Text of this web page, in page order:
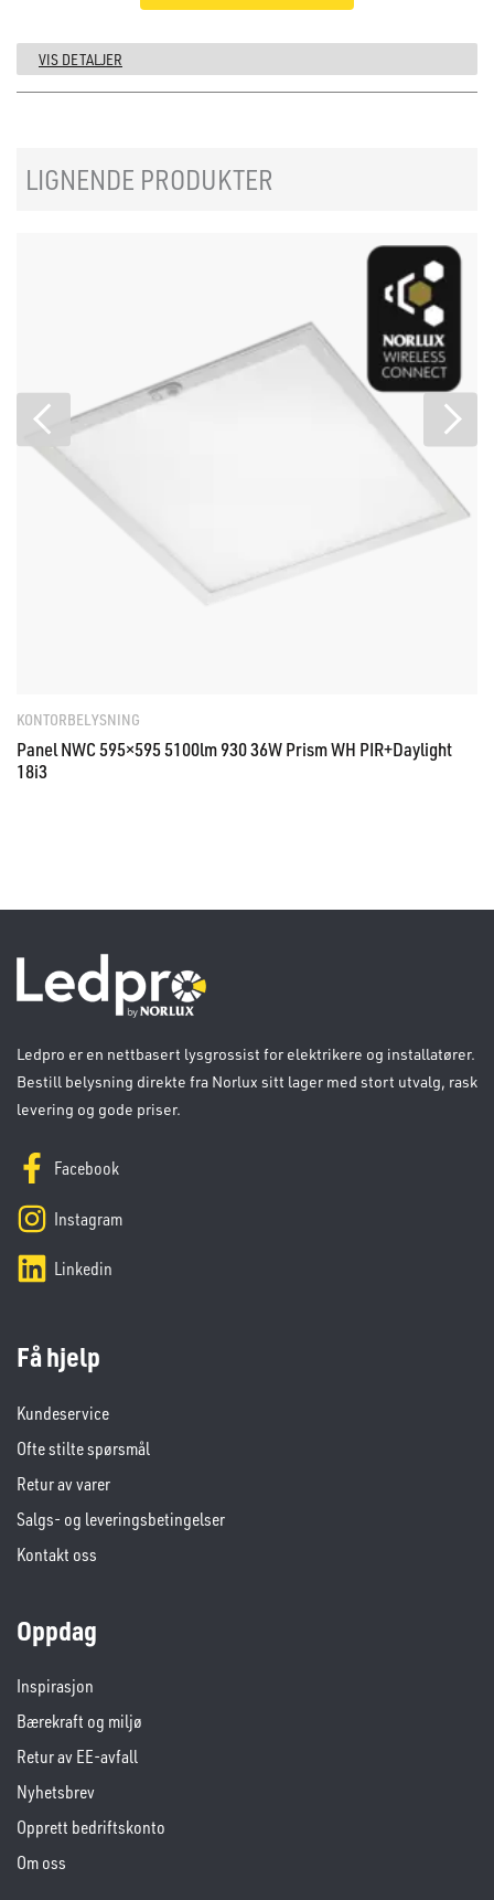
VIS DETALJER
LIGNENDE PRODUKTER
KONTORBELYSNING
Panel NWC 595×595 5100lm 930 36W Prism WH PIR+Daylight
18i3
Ledpro er en nettbasert lysgrossist for elektrikere og installatører.
Bestill belysning direkte fra Norlux sitt lager med stort utvalg, rask
levering og gode priser.
Facebook
Instagram
Linkedin
Få hjelp
Kundeservice
Ofte stilte spørsmål
Retur av varer
Salgs- og leveringsbetingelser
Kontakt oss
Oppdag
Inspirasjon
Bærekraft og miljø
Retur av EE-avfall
Nyhetsbrev
Opprett bedriftskonto
Om oss